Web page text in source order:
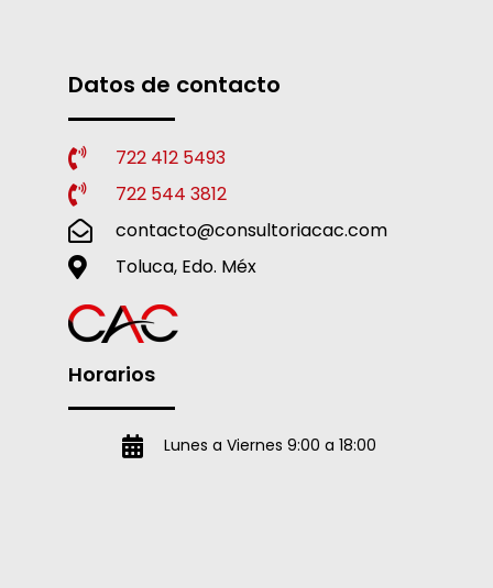
Datos de contacto
722 412 5493
722 544 3812
contacto@consultoriacac.com
Toluca, Edo. Méx
Horarios
Lunes a Viernes 9:00 a 18:00